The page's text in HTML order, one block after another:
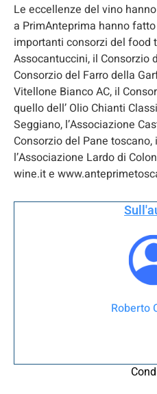
Le eccellenze del vino
a PrimAnteprima hanno
importanti consorzi del food
Assocantuccini, il Consorzio
Consorzio del Farro della
Vitellone Bianco AC, il
quello dell’ Olio Chianti
Seggiano, l’Associazione
Consorzio del Pane
l’Associazione Lardo di
wine.it e
Roberto